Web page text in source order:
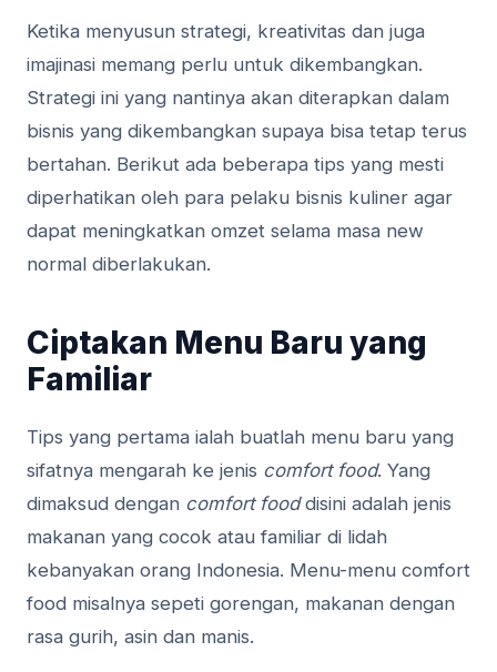
Ketika menyusun strategi, kreativitas dan juga
imajinasi memang perlu untuk dikembangkan.
Strategi ini yang nantinya akan diterapkan dalam
bisnis yang dikembangkan supaya bisa tetap terus
bertahan. Berikut ada beberapa tips yang mesti
diperhatikan oleh para pelaku bisnis kuliner agar
dapat meningkatkan omzet selama masa new
normal diberlakukan.
Ciptakan Menu Baru yang
Familiar
Tips yang pertama ialah buatlah menu baru yang
sifatnya mengarah ke jenis comfort food. Yang
dimaksud dengan comfort fooddisini adalah jenis
makanan yang cocok atau familiar di lidah
kebanyakan orang Indonesia. Menu-menu comfort
food misalnya sepeti gorengan, makanan dengan
rasa gurih, asin dan manis.